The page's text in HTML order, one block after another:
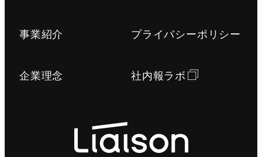
事業紹介
企業理念
プライバシーポリシー
社内報ラボ